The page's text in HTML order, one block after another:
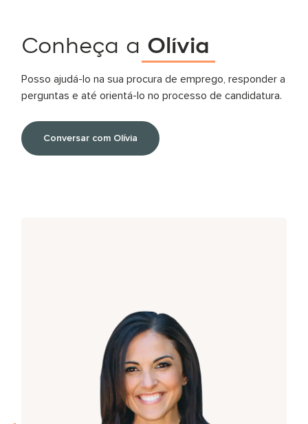
Conheça a Olívia
Posso ajudá-lo na sua procura de emprego, responder a
perguntas e até orientá-lo no processo de candidatura.
Conversar com Olívia